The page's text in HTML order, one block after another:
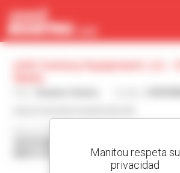
80810 CHEYENNE WELLS Estados Unidos
Panel de gestión de cookies
Manitou respeta su
privacidad